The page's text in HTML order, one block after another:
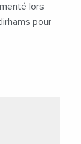
lors
pour